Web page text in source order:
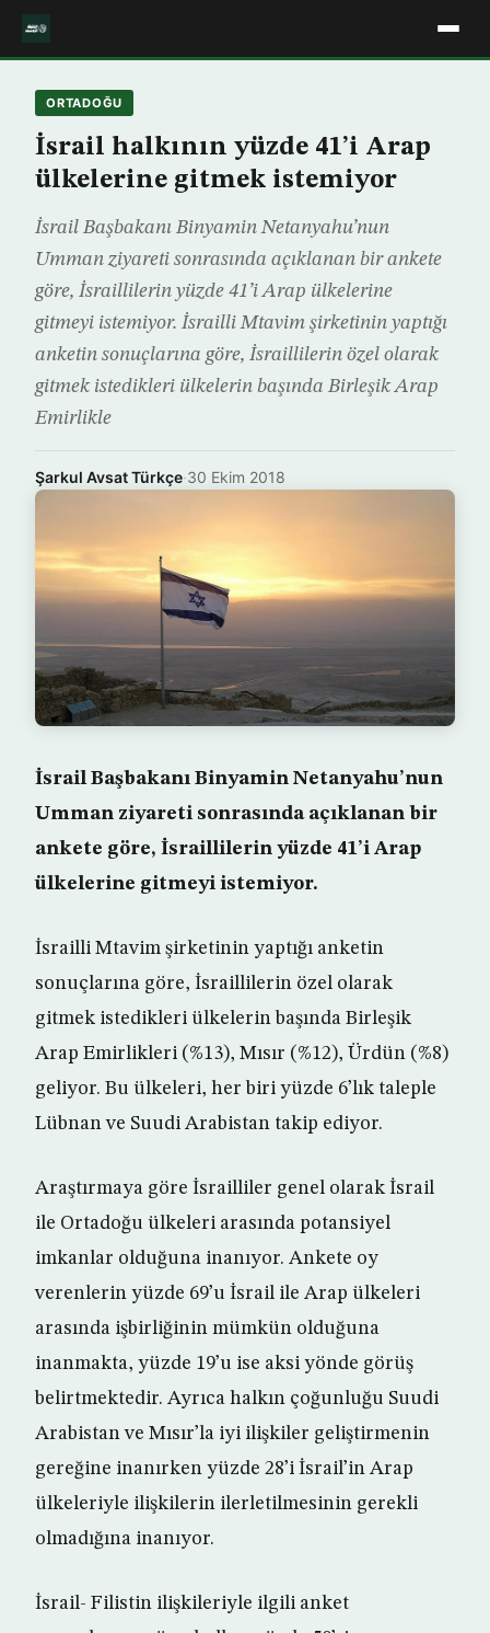
ORTADOĞU
İsrail halkının yüzde 41’i Arap
ülkelerine gitmek istemiyor
İsrail Başbakanı Binyamin Netanyahu’nun
Umman ziyareti sonrasında açıklanan bir ankete
göre, İsraillilerin yüzde 41’i Arap ülkelerine
gitmeyi istemiyor. İsrailli Mtavim şirketinin yaptığı
anketin sonuçlarına göre, İsraillilerin özel olarak
gitmek istedikleri ülkelerin başında Birleşik Arap
Emirlikle
Şarkul Avsat Türkçe·30 Ekim 2018
İsrail Başbakanı Binyamin Netanyahu’nun
Umman ziyareti sonrasında açıklanan bir
ankete göre, İsraillilerin yüzde 41’i Arap
ülkelerine gitmeyi istemiyor.
İsrailli Mtavim şirketinin yaptığı anketin
sonuçlarına göre, İsraillilerin özel olarak
gitmek istedikleri ülkelerin başında Birleşik
Arap Emirlikleri (%13), Mısır (%12), Ürdün (%8)
geliyor. Bu ülkeleri, her biri yüzde 6’lık taleple
Lübnan ve Suudi Arabistan takip ediyor.
Araştırmaya göre İsrailliler genel olarak İsrail
ile Ortadoğu ülkeleri arasında potansiyel
imkanlar olduğuna inanıyor. Ankete oy
verenlerin yüzde 69’u İsrail ile Arap ülkeleri
arasında işbirliğinin mümkün olduğuna
inanmakta, yüzde 19’u ise aksi yönde görüş
belirtmektedir. Ayrıca halkın çoğunluğu Suudi
Arabistan ve Mısır’la iyi ilişkiler geliştirmenin
gereğine inanırken yüzde 28’i İsrail’in Arap
ülkeleriyle ilişkilerin ilerletilmesinin gerekli
olmadığına inanıyor.
İsrail- Filistin ilişkileriyle ilgili anket